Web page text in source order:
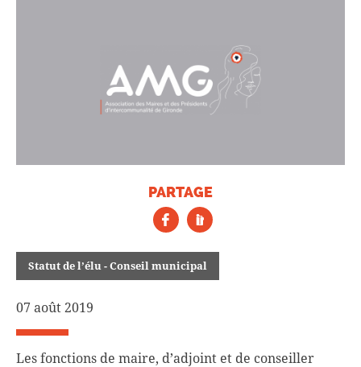
PARTAGE
Statut de l’élu - Conseil municipal
07 août 2019
Les fonctions de maire, d’adjoint et de conseiller